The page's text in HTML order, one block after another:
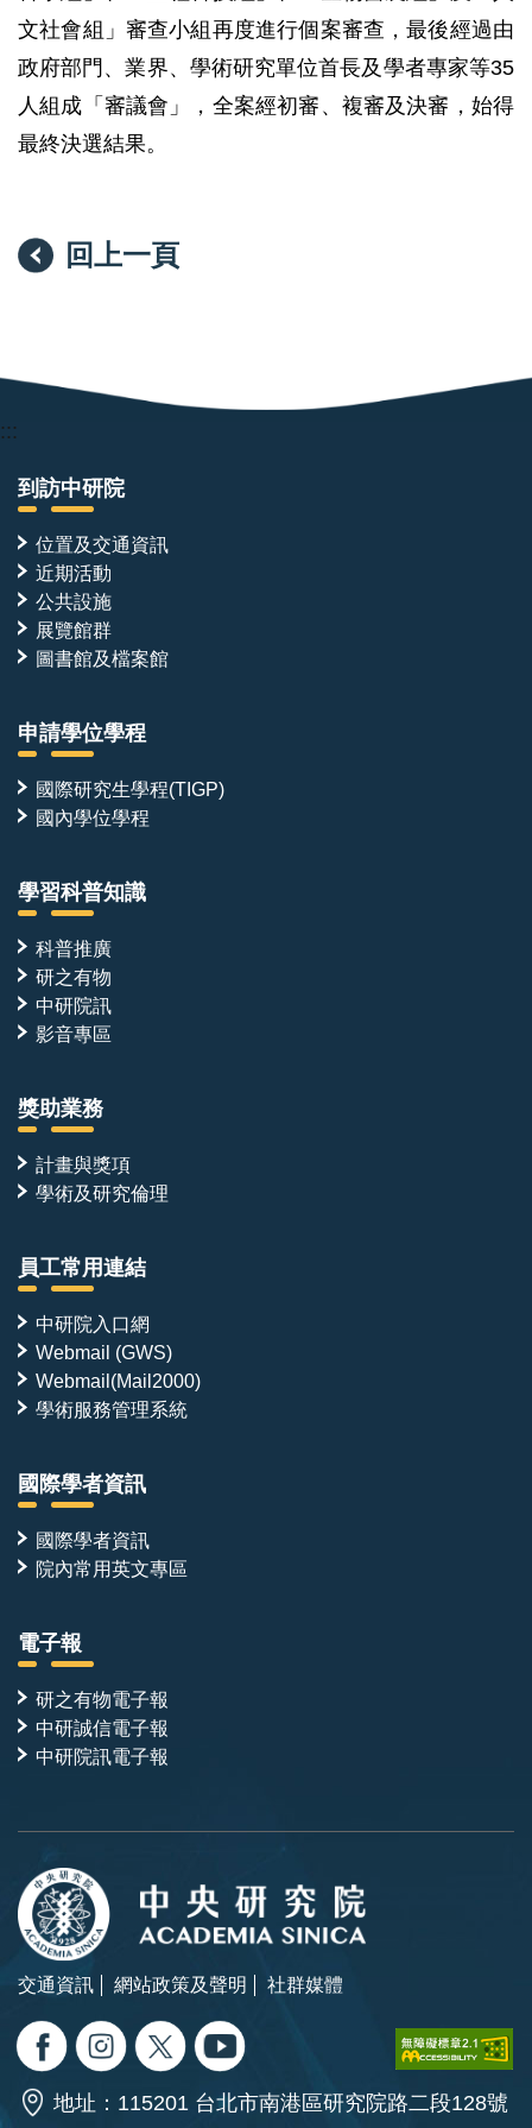
文社會組」審查小組再度進行個案審查，最後經過由
政府部門、業界、學術研究單位首長及學者專家等35
人組成「審議會」，全案經初審、複審及決審，始得
最終決選結果。
回上一頁
:::
到訪中研院
位置及交通資訊
近期活動
公共設施
展覽館群
圖書館及檔案館
申請學位學程
國際研究生學程(TIGP)
國內學位學程
學習科普知識
科普推廣
研之有物
中研院訊
影音專區
獎助業務
計畫與獎項
學術及研究倫理
員工常用連結
中研院入口網
Webmail (GWS)
Webmail(Mail2000)
學術服務管理系統
國際學者資訊
國際學者資訊
院內常用英文專區
電子報
研之有物電子報
中研誠信電子報
中研院訊電子報
交通資訊 網站政策及聲明 社群媒體
地址：115201 台北市南港區研究院路二段128號